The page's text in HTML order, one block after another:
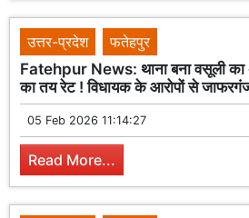
उत्तर-प्रदेश
फतेहपुर
Fatehpur News: थाना बना वसूली
का तय रेट ! विधायक के आरोपों से
05 Feb 2026 11:14:27
Read More...